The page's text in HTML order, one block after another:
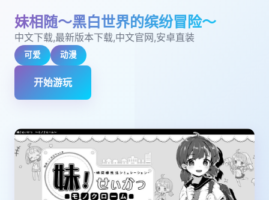
妹相随～黑白世界的缤纷冒险～
中文下载,最新版本下载,中文官网,安卓直装
可爱 动漫
开始游玩